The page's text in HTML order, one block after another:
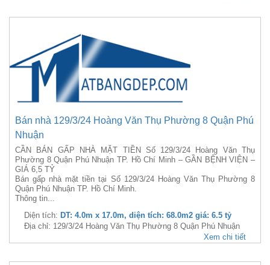
Bán nhà 129/3/24 Hoàng Văn Thụ Phường 8 Quận Phú
Nhuận
CẦN BÁN GẤP NHÀ MẶT TIỀN Số 129/3/24 Hoàng Văn Thụ
Phường 8 Quận Phú Nhuận TP. Hồ Chí Minh – GẦN BỆNH VIỆN –
GIÁ 6,5 TỶ
Bán gấp nhà mặt tiền tại Số 129/3/24 Hoàng Văn Thụ Phường 8
Quận Phú Nhuận TP. Hồ Chí Minh.
Thông tin...
Diện tích: DT: 4.0m x 17.0m, diện tích: 68.0m2 giá: 6.5 tỷ
Địa chỉ: 129/3/24 Hoàng Văn Thụ Phường 8 Quận Phú Nhuận
Xem chi tiết